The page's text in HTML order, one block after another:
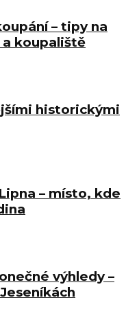
– tipy na
koupaliště
historickými
– místo, kde
výhledy –